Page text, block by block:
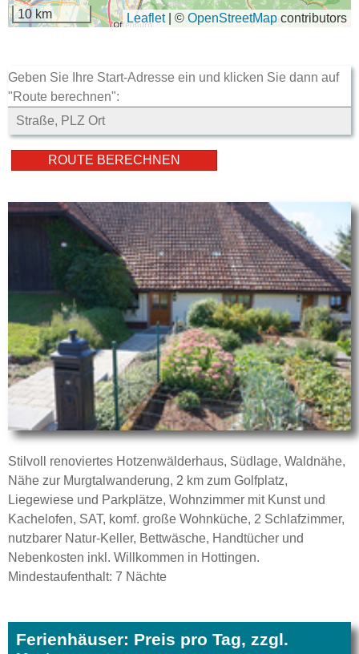
10 km Leaflet © OpenStreetMapcontributors
Geben Sie Ihre Start-Adresse ein und klicken Sie dann auf
"Route berechnen":
Stilvoll renoviertes Hotzenwälderhaus, Südlage, Waldnähe,
Nähe zur Murgtalwanderung, 2 km zum Golfplatz,
Liegewiese und Parkplätze, Wohnzimmer mit Kunst und
Kachelofen, SAT, komf. große Wohnküche, 2 Schlafzimmer,
nutzbarer Natur-Keller, Bettwäsche, Handtücher und
Nebenkosten inkl. Willkommen in Hottingen.
Mindestaufenthalt: 7 Nächte
Ferienhäuser: Preis pro Tag, zzgl.